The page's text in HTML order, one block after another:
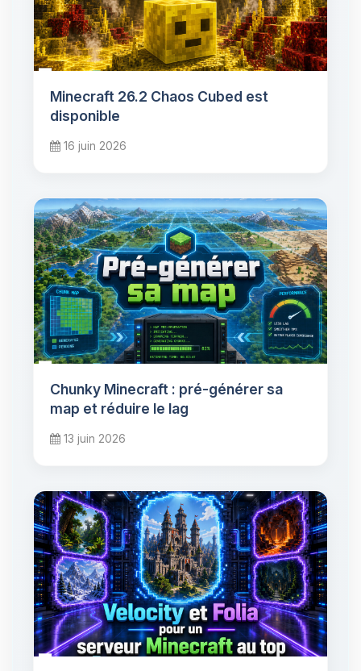
Minecraft 26.2 Chaos Cubed est
disponible
16 juin 2026
Chunky Minecraft : pré-générer sa
map et réduire le lag
13 juin 2026